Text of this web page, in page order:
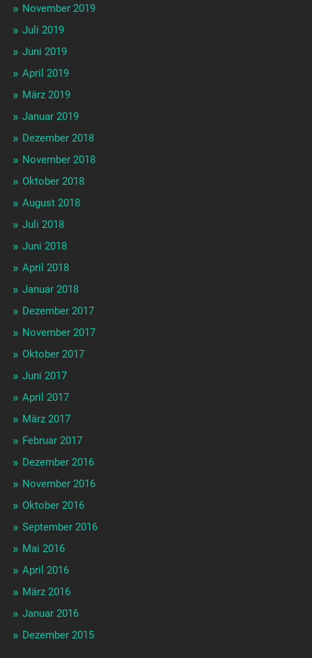
November 2019
Juli 2019
Juni 2019
April 2019
März 2019
Januar 2019
Dezember 2018
November 2018
Oktober 2018
August 2018
Juli 2018
Juni 2018
April 2018
Januar 2018
Dezember 2017
November 2017
Oktober 2017
Juni 2017
April 2017
März 2017
Februar 2017
Dezember 2016
November 2016
Oktober 2016
September 2016
Mai 2016
April 2016
März 2016
Januar 2016
Dezember 2015